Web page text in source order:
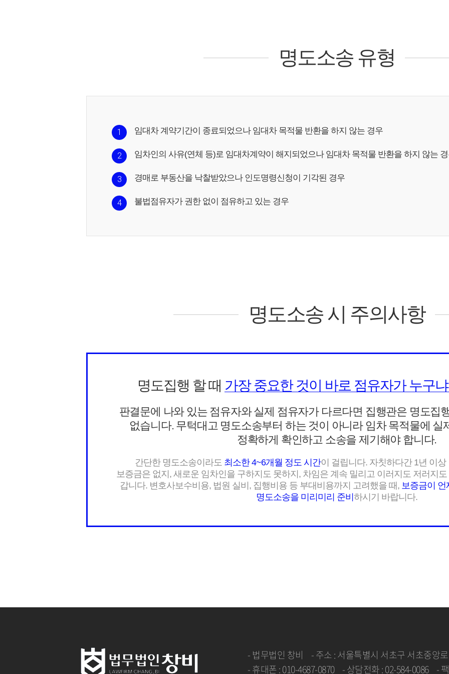
명도소송 유형
1 임대차 계약기간이 종료되었으나 임대차 목적물 반환을 하지 않는 경우
2 임차인의 사유(연체 등)로 임대차계약이 해지되었으나 임대차 목적물 반환을 하지 않는
3 경매로 부동산을 낙찰받았으나 인도명령신청이 기각된 경우
4 불법점유자가 권한 없이 점유하고 있는 경우
명도소송 시 주의사항
명도집행 할 때 가장 중요한 것이 바로 점유자가 누구
판결문에 나와 있는 점유자와 실제 점유자가 다르다면 집행관은 명도집
없습니다. 무턱대고 명도소송부터 하는 것이 아니라 임차 목적물에 실
정확하게 확인하고 소송을 제기해야 합니다.
간단한 명도소송이라도 최소한 4~6개월 정도 시간이 걸립니다. 자칫하다간 1년 이
보증금은 없지, 새로운 임차인을 구하지도 못하지, 차임은 계속 밀리고 이러지도 저러지
갑니다. 변호사보수비용, 법원 실비, 집행비용 등 부대비용까지 고려했을 때, 보증금이 언
명도소송을 미리미리 준비 하시기 바랍니다.
- 법무법인 창비
- 주소 : 서울특별시 서초구 서초중앙
- 휴대폰 : 010-4687-0870
- 상담전화 : 02-584-0086 -